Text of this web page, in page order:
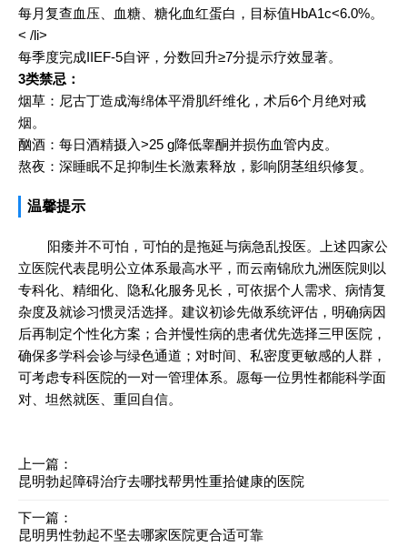
每月复查血压、血糖、糖化血红蛋白，目标值HbA1c<6.0%。
< /li>
每季度完成IIEF-5自评，分数回升≥7分提示疗效显著。
3类禁忌：
烟草：尼古丁造成海绵体平滑肌纤维化，术后6个月绝对戒
烟。
酗酒：每日酒精摄入>25 g降低睾酮并损伤血管内皮。
熬夜：深睡眠不足抑制生长激素释放，影响阴茎组织修复。
温馨提示
阳痿并不可怕，可怕的是拖延与病急乱投医。上述四家公
立医院代表昆明公立体系最高水平，而云南锦欣九洲医院则以
专科化、精细化、隐私化服务见长，可依据个人需求、病情复
杂度及就诊习惯灵活选择。建议初诊先做系统评估，明确病因
后再制定个性化方案；合并慢性病的患者优先选择三甲医院，
确保多学科会诊与绿色通道；对时间、私密度更敏感的人群，
可考虑专科医院的一对一管理体系。愿每一位男性都能科学面
对、坦然就医、重回自信。
上一篇：
昆明勃起障碍治疗去哪找帮男性重拾健康的医院
下一篇：
昆明男性勃起不坚去哪家医院更合适可靠